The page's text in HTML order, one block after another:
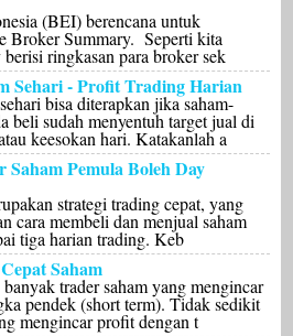
(BEI) berencana untuk
Broker Summary. Seperti kita
ringkasan para broker sek
Sehari - Profit Trading Harian
bisa diterapkan jika saham-
beli sudah menyentuh target jual di
keesokan hari. Katakanlah a
Pemula Boleh Day
strategi trading cepat, yang
cara membeli dan menjual saham
tiga harian trading. Keb
Saham
trader saham yang mengincar
pendek (short term). Tidak sedikit
mengincar profit dengan t